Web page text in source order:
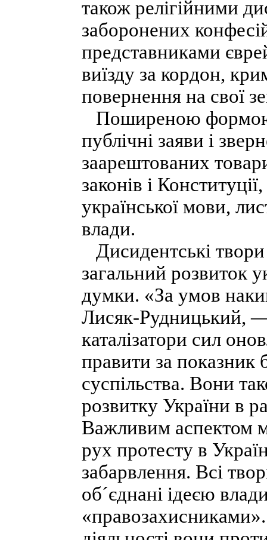
також релігійними
заборонених
представниками
виїзду за кордон,
повернення на свої
Поширеною формою
публічні заяви і
заарештованих
законів і
української мови,
влади.
Дисидентські
загальний розвиток
думки. «За умов
Лисяк-Рудницький, —
каталізатори сил
правити за показник
суспільства. Вони
розвитку України в
Важливим аспектом
рух протесту в
забарвлення. Всі
об´єднані ідеєю